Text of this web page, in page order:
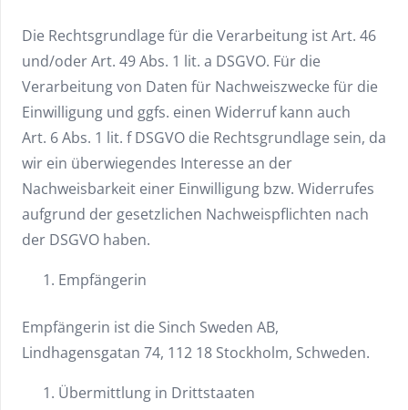
Die Rechtsgrundlage für die Verarbeitung ist Art. 46
und/oder Art. 49 Abs. 1 lit. a DSGVO. Für die
Verarbeitung von Daten für Nachweiszwecke für die
Einwilligung und ggfs. einen Widerruf kann auch
Art. 6 Abs. 1 lit. f DSGVO die Rechtsgrundlage sein, da
wir ein überwiegendes Interesse an der
Nachweisbarkeit einer Einwilligung bzw. Widerrufes
aufgrund der gesetzlichen Nachweispflichten nach
der DSGVO haben.
Empfängerin
Empfängerin ist die Sinch Sweden AB,
Lindhagensgatan 74, 112 18 Stockholm, Schweden.
Übermittlung in Drittstaaten